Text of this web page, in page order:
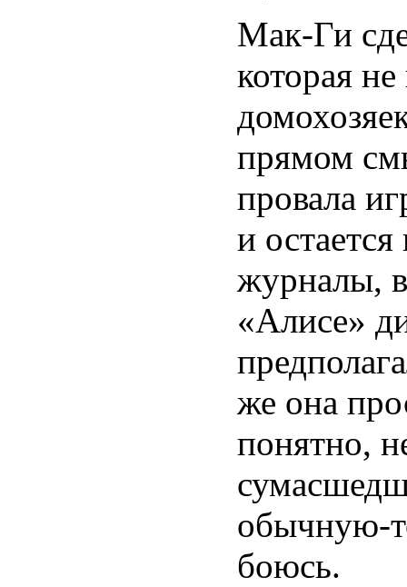
Мак-Ги
которая
прямом
провала
и
журналы,
«Алисе»
же она
понятно,
обычную-
боюсь.